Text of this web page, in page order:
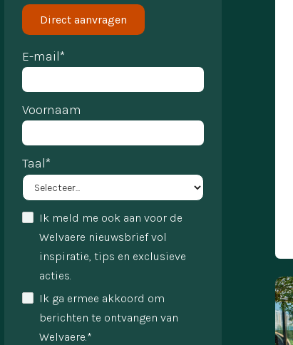
Direct aanvragen
E-mail*
Voornaam
Taal*
Ik meld me ook aan voor de
Welvaere nieuwsbrief vol
inspiratie, tips en exclusieve
acties.
Ik ga ermee akkoord om
berichten te ontvangen van
Welvaere.*